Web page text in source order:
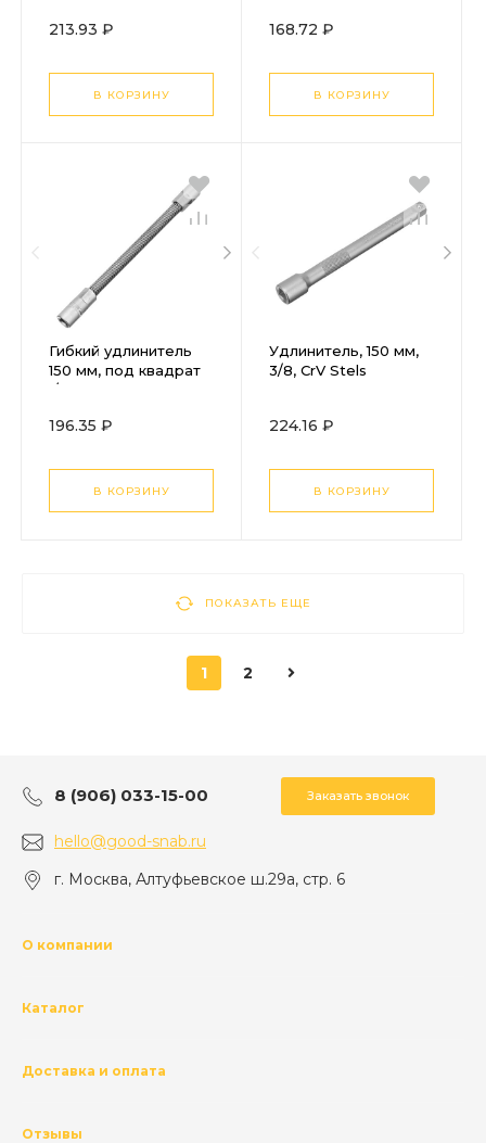
213.93 ₽
В КОРЗИНУ
168.72 ₽
В КОРЗИНУ
Гибкий удлинитель
150 мм, под квадрат
1/4 Stels
196.35 ₽
В КОРЗИНУ
Удлинитель, 150 мм,
3/8, CrV Stels
224.16 ₽
В КОРЗИНУ
ПОКАЗАТЬ ЕЩЕ
1 2
8 (906) 033-15-00 Заказать звонок
hello@good-snab.ru
г. Москва, Алтуфьевское ш.29а, стр. 6
О компании
Каталог
Доставка и оплата
Отзывы